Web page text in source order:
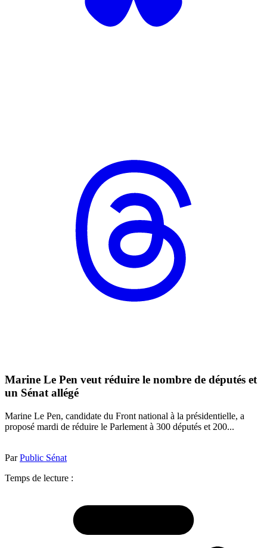
Marine Le Pen veut réduire le nombre de députés et
un Sénat allégé
Marine Le Pen, candidate du Front national à la présidentielle, a
proposé mardi de réduire le Parlement à 300 députés et 200...
ParPublic Sénat
Temps de lecture :